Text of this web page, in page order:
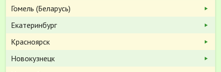
Гомель (Беларусь)
Екатеринбург
Красноярск
Новокузнецк